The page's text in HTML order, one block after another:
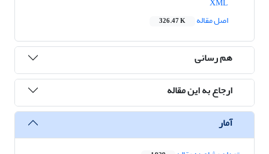
اصل مقاله
326.47 K
هم رسانی
ارجاع به این مقاله
آمار